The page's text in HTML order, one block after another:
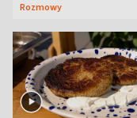
Rozmowy